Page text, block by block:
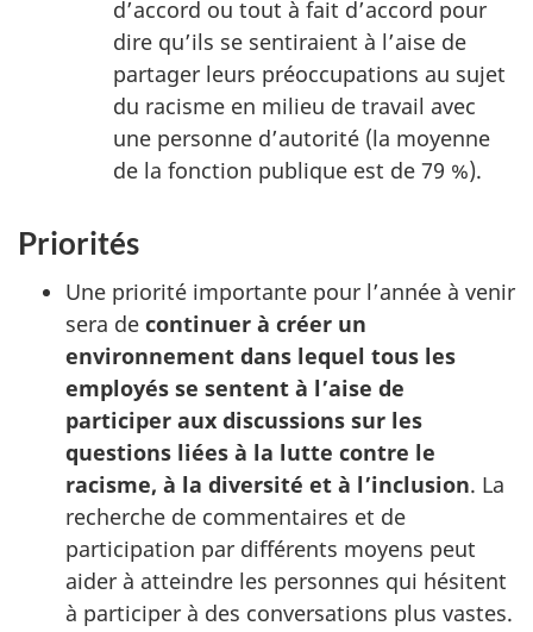
d’accord ou tout à fait d’accord pour
dire qu’ils se sentiraient à l’aise de
partager leurs préoccupations au sujet
du racisme en milieu de travail avec
une personne d’autorité (la moyenne
de la fonction publique est de 79 %).
Priorités
Une priorité importante pour l’année à venir
sera de continuer à créer un
environnement dans lequel tous les
employés se sentent à l’aise de
participer aux discussions sur les
questions liées à la lutte contre le
racisme, à la diversité et à l’inclusion. La
recherche de commentaires et de
participation par différents moyens peut
aider à atteindre les personnes qui hésitent
à participer à des conversations plus vastes.